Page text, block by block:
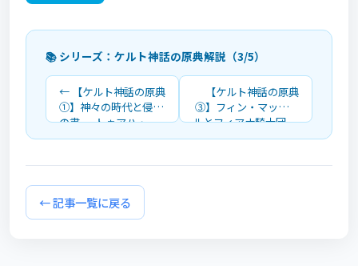
📚 シリーズ：ケルト神話の原典解説（3/5）
← 【ケルト神話の原典
①】神々の時代と侵略
の書 ― トゥアハ・
デ・ダナーンとフォモ
【ケルト神話の原典
③】フィン・マックー
ルとフィアナ騎士団 ―
知恵の鮭と常若の国を
← 記事一覧に戻る